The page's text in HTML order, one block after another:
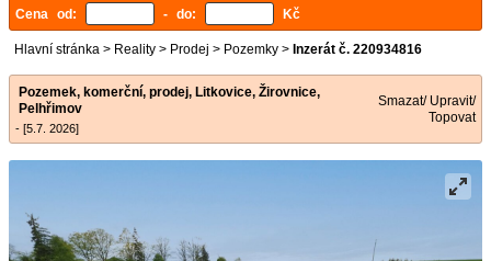
Cena od:
- do: Kč
Hlavní stránka > Reality > Prodej > Pozemky > Inzerát č. 220934816
Pozemek, komerční, prodej, Litkovice, Žirovnice,
Pelhřimov
- [5.7. 2026]
Smazat/ Upravit/
Topovat